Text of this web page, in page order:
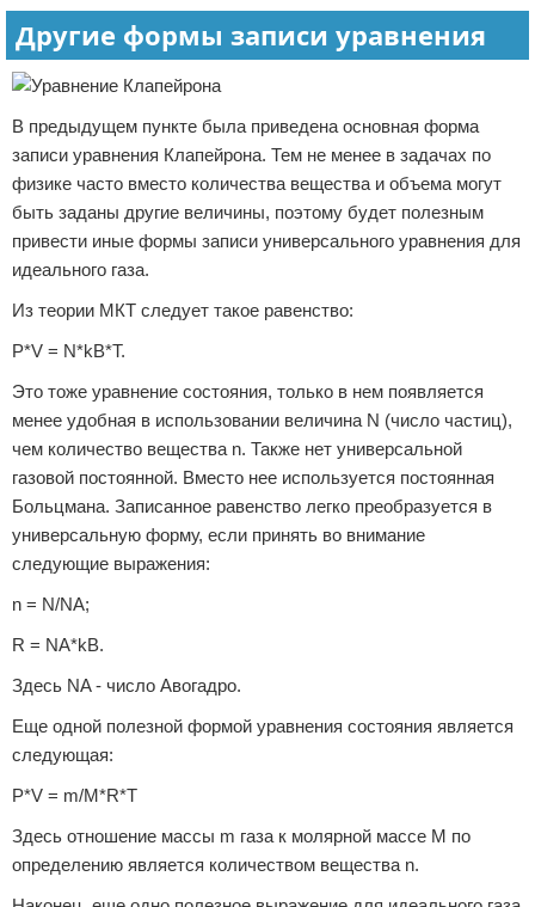
Другие формы записи уравнения
В предыдущем пункте была приведена основная форма
записи уравнения Клапейрона. Тем не менее в задачах по
физике часто вместо количества вещества и объема могут
быть заданы другие величины, поэтому будет полезным
привести иные формы записи универсального уравнения для
идеального газа.
Из теории МКТ следует такое равенство:
P*V = N*kB*T.
Это тоже уравнение состояния, только в нем появляется
менее удобная в использовании величина N (число частиц),
чем количество вещества n. Также нет универсальной
газовой постоянной. Вместо нее используется постоянная
Больцмана. Записанное равенство легко преобразуется в
универсальную форму, если принять во внимание
следующие выражения:
n = N/NA;
R = NA*kB.
Здесь NA - число Авогадро.
Еще одной полезной формой уравнения состояния является
следующая:
P*V = m/M*R*T
Здесь отношение массы m газа к молярной массе M по
определению является количеством вещества n.